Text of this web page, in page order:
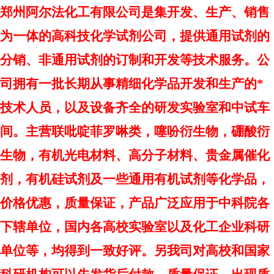
郑州阿尔法化工有限公司是集开发、生产、销售
为一体的高科技化学试剂公司，提供通用试剂的
分销、非通用试剂的订制和开发等技术服务。公
司拥有一批长期从事精细化学品开发和生产的*
技术人员，以及设备齐全的研发实验室和中试车
间。主营联吡啶菲罗啉类，噻吩衍生物，硼酸衍
生物，有机光电材料、高分子材料、贵金属催化
剂，有机硅试剂及一些通用有机试剂等化学品，
价格优惠，质量保证，产品广泛应用于中科院各
下辖单位，国内各高校实验室以及化工企业科研
单位等，均得到一致好评。另我司对高校和国家